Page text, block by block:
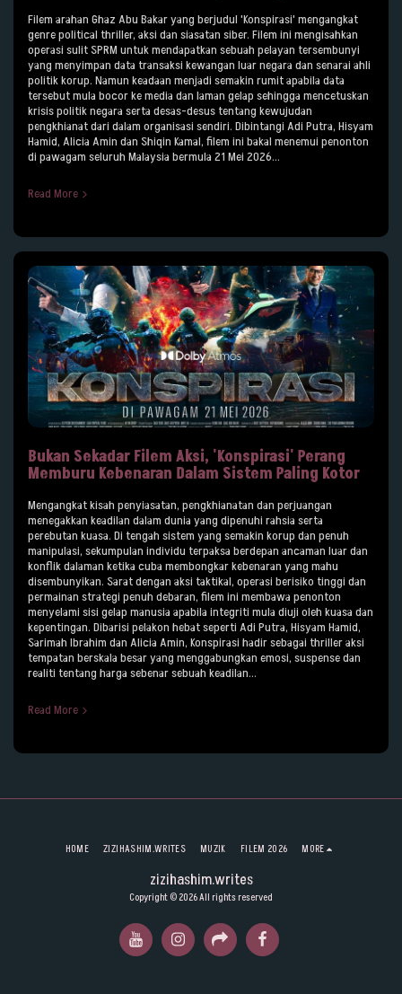
Filem arahan Ghaz Abu Bakar yang berjudul 'Konspirasi' mengangkat
genre political thriller, aksi dan siasatan siber. Filem ini mengisahkan
operasi sulit SPRM untuk mendapatkan sebuah pelayan tersembunyi
yang menyimpan data transaksi kewangan luar negara dan senarai ahli
politik korup. Namun keadaan menjadi semakin rumit apabila data
tersebut mula bocor ke media dan laman gelap sehingga mencetuskan
krisis politik negara serta desas-desus tentang kewujudan
pengkhianat dari dalam organisasi sendiri. Dibintangi Adi Putra, Hisyam
Hamid, Alicia Amin dan Shiqin Kamal, filem ini bakal menemui penonton
di pawagam seluruh Malaysia bermula 21 Mei 2026...
Read More
Bukan Sekadar Filem Aksi, 'Konspirasi' Perang
Memburu Kebenaran Dalam Sistem Paling Kotor
Mengangkat kisah penyiasatan, pengkhianatan dan perjuangan
menegakkan keadilan dalam dunia yang dipenuhi rahsia serta
perebutan kuasa. Di tengah sistem yang semakin korup dan penuh
manipulasi, sekumpulan individu terpaksa berdepan ancaman luar dan
konflik dalaman ketika cuba membongkar kebenaran yang mahu
disembunyikan. Sarat dengan aksi taktikal, operasi berisiko tinggi dan
permainan strategi penuh debaran, filem ini membawa penonton
menyelami sisi gelap manusia apabila integriti mula diuji oleh kuasa dan
kepentingan. Dibarisi pelakon hebat seperti Adi Putra, Hisyam Hamid,
Sarimah Ibrahim dan Alicia Amin, Konspirasi hadir sebagai thriller aksi
tempatan berskala besar yang menggabungkan emosi, suspense dan
realiti tentang harga sebenar sebuah keadilan...
Read More
zizihashim.writes
Copyright © 2026 All rights reserved
HOME ZIZIHASHIM.WRITES MUZIK FILEM 2026 MORE